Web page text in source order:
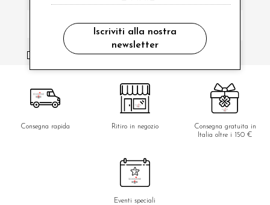
ho letto ed accettato le condizioni sulla privacy.
Consegna rapida Ritiro in negozio
Consegna gratuita in
Italia oltre i 150 €
Eventi speciali
Iscriviti alla nostra
newsletter